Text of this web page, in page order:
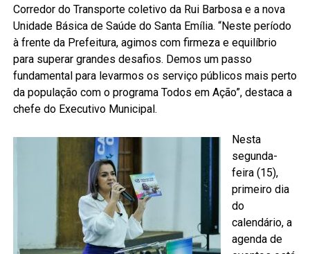
Corredor do Transporte coletivo da Rui Barbosa e a nova
Unidade Básica de Saúde do Santa Emília. “Neste período
à frente da Prefeitura, agimos com firmeza e equilíbrio
para superar grandes desafios. Demos um passo
fundamental para levarmos os serviço públicos mais perto
da população com o programa Todos em Ação”, destaca a
chefe do Executivo Municipal.
Nesta
segunda-
feira (15),
primeiro dia
do
calendário, a
agenda de